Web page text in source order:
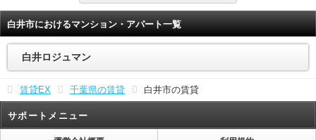
白井市におけるマンション・アパート一覧
白井ロジュマン
賃貸EX 千葉県の賃貸 白井市の賃貸
サポートメニュー